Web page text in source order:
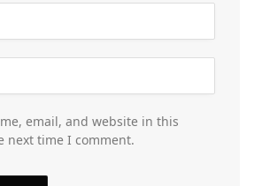
email, and website in this
next time I comment.